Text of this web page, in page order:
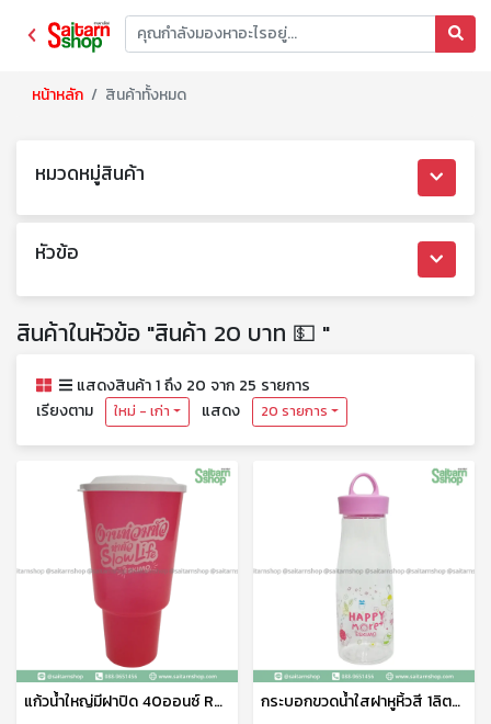
หน้าหลัก สินค้าทั้งหมด
หมวดหมู่สินค้า
หัวข้อ
สินค้าในหัวข้อ "สินค้า 20 บาท 💵 "
แสดงสินค้า 1 ถึง 20 จาก 25 รายการ
เรียงตาม
ใหม่ - เก่า แสดง 20 รายการ
แก้วน้ำใหญ่มีฝาปิด 40ออนซ์ R40B Eskimo กระบอกขวดน้ำใสฝาหูหิ้วสี 1ลิตร PET910H Eskimo